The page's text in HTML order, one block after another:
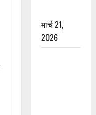
मार्च 21,
2026